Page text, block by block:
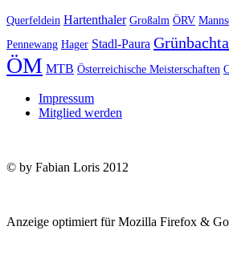
Querfeldein Hartenthaler Großalm ÖRV
Pennewang Hager Stadl-Paura
ÖM MTB Österreichische Meisterschaften
Impressum
Mitglied werden
© by Fabian Loris 2012
Anzeige optimiert für Mozilla Firefox &